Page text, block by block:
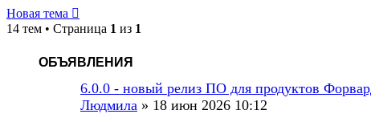
Новая тема
14 тем • Страница 1 из 1
ОБЪЯВЛЕНИЯ
6.0.0 - новый релиз ПО для продуктов
Людмила » 18 июн 2026 10:12